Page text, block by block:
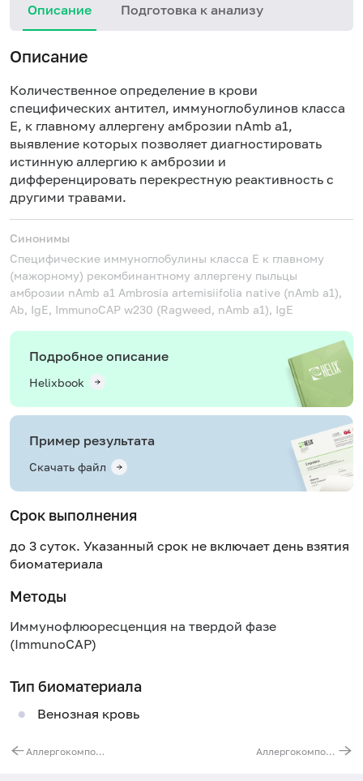
Описание Подготовка к анализу
Описание
Количественное определение в крови
специфических антител, иммуноглобулинов класса
E, к главному аллергену амброзии nAmb a1,
выявление которых позволяет диагностировать
истинную аллергию к амброзии и
дифференцировать перекрестную реактивность с
другими травами.
Синонимы
Специфические иммуноглобулины класса Е к главному
(мажорному) рекомбинантному аллергену пыльцы
амброзии nAmb a1 Ambrosia artemisiifolia native (nAmb a1),
Ab, IgE, ImmunoCAP w230 (Ragweed, nAmb a1), IgE
Подробное описание
Helixbook
Пример результата
Скачать файл
Срок выполнения
до 3 суток. Указанный срок не включает день взятия
биоматериала
Методы
Иммунофлюоресценция на твердой фазе
(ImmunoCAP)
Тип биоматериала
Венозная кровь
Аллергокомпонент t221 - берёза rBet v 2, rBet v 4, IgE (ImmunoCAP) Аллергокомпонент f76 - альфа-лактальбумин nBos d 4, IgE (ImmunoCAP)